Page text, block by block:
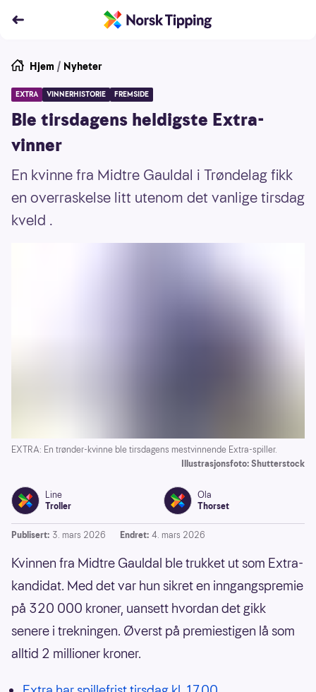
Hjem / Nyheter
EXTRA VINNERHISTORIE FREMSIDE
Ble tirsdagens heldigste Extra-
vinner
En kvinne fra Midtre Gauldal i Trøndelag fikk
en overraskelse litt utenom det vanlige tirsdag
kveld .
EXTRA: En trønder-kvinne ble tirsdagens mestvinnende Extra-spiller.
Illustrasjonsfoto: Shutterstock
Line
Troller
Ola
Thorset
Publisert: 3. mars 2026 Endret: 4. mars 2026
Kvinnen fra Midtre Gauldal ble trukket ut som Extra-
kandidat. Med det var hun sikret en inngangspremie
på 320 000 kroner, uansett hvordan det gikk
senere i trekningen. Øverst på premiestigen lå som
alltid 2 millioner kroner.